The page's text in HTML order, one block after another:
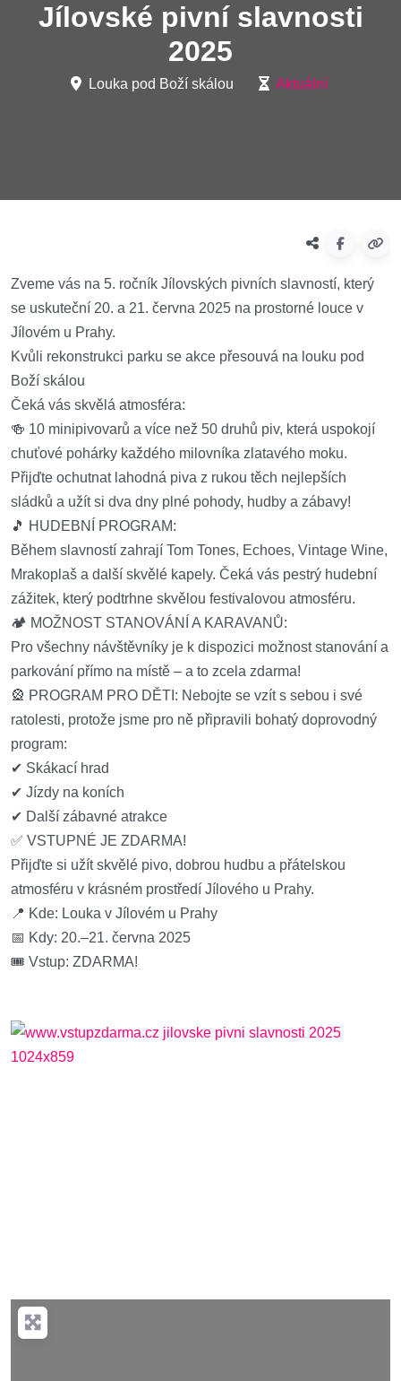
Jílovské pivní slavnosti
2025
Louka pod Boží skálou Aktuální
Zveme vás na 5. ročník Jílovských pivních slavností, který
se uskuteční 20. a 21. června 2025 na prostorné louce v
Jílovém u Prahy.
Kvůli rekonstrukci parku se akce přesouvá na louku pod
Boží skálou
Čeká vás skvělá atmosféra:
🍻 10 minipivovarů a více než 50 druhů piv, která uspokojí
chuťové pohárky každého milovníka zlatavého moku.
Přijďte ochutnat lahodná piva z rukou těch nejlepších
sládků a užít si dva dny plné pohody, hudby a zábavy!
🎵 HUDEBNÍ PROGRAM:
Během slavností zahrají Tom Tones, Echoes, Vintage Wine,
Mrakoplaš a další skvělé kapely. Čeká vás pestrý hudební
zážitek, který podtrhne skvělou festivalovou atmosféru.
🏕 MOŽNOST STANOVÁNÍ A KARAVANŮ:
Pro všechny návštěvníky je k dispozici možnost stanování a
parkování přímo na místě – a to zcela zdarma!
🎡 PROGRAM PRO DĚTI: Nebojte se vzít s sebou i své
ratolesti, protože jsme pro ně připravili bohatý doprovodný
program:
✔ Skákací hrad
✔ Jízdy na koních
✔ Další zábavné atrakce
✅ VSTUPNÉ JE ZDARMA!
Přijďte si užít skvělé pivo, dobrou hudbu a přátelskou
atmosféru v krásném prostředí Jílového u Prahy.
📍 Kde: Louka v Jílovém u Prahy
📅 Kdy: 20.–21. června 2025
🎟 Vstup: ZDARMA!